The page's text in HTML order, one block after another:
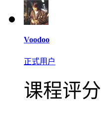
Voodoo
正式用户
课程评分